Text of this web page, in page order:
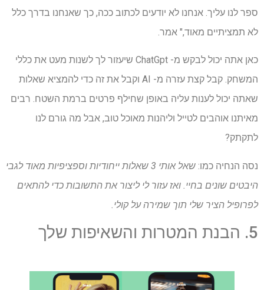
ספר לנו עליך. אנחנו לא יודעים לכתוב ככה, כך שאנחנו בדרך כלל
לא תמציתיים מאוד," אמר.
כאן אתה יכול לבקש מ- ChatGpt שיעזור לך לשנות מעט את כללי
המשחק. קבל קצת עזרה מ- AI וקבל את זה כדי להמציא שאלות
שאתה יכול לענות עליה באופן שחילף פרטים ברמת השטח. רבים
מאיתנו אוהבים לטייל וליהנות מאוכל טוב, אבל מה גורם לנו
לתקתק?
נסה הנחיה כמו:
שאל אותי 3 שאלות ייחודיות וספציפיות מאוד לגבי
היבטים שונים בחיי. ואז עזור לי ליצור את התשובות כדי להתאים
לפרופיל הציר שלי תוך שמירה על קולי.
5. הבנת המטרות והשאיפות שלך